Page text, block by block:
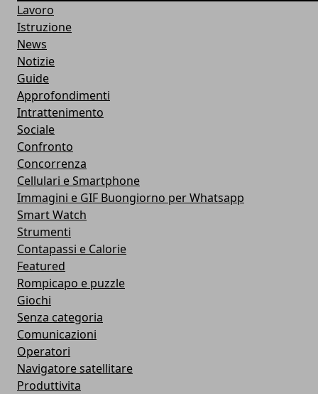
Lavoro
Istruzione
News
Notizie
Guide
Approfondimenti
Intrattenimento
Sociale
Confronto
Concorrenza
Cellulari e Smartphone
Immagini e GIF Buongiorno per Whatsapp
Smart Watch
Strumenti
Contapassi e Calorie
Featured
Rompicapo e puzzle
Giochi
Senza categoria
Comunicazioni
Operatori
Navigatore satellitare
Produttivita